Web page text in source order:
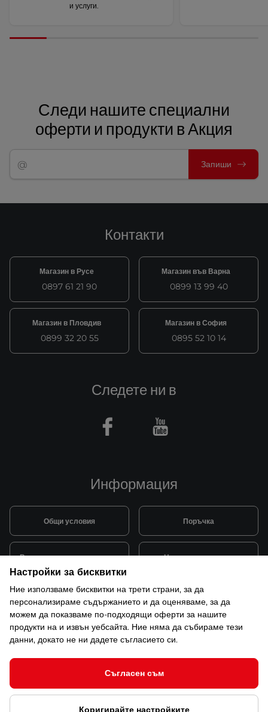
и услуги.
Следи нашите специални
оферти и продукти в Акция
Запиши
Контакти
Магазин в Русе
0897 61 21 90
Магазин във Варна
0899 13 99 40
Магазин в Пловдив
0899 32 20 55
Магазин в София
0895 52 10 14
Информация
Общи условия Поръчка
Видове и цена за транспорт Начини на плащане
Система за лоялни клиенти Монтаж и поддръжка
Рекламации и гаранция
Следете ни в
Facebook Youtube
Настройки за бисквитки
Ние използваме бисквитки на трети страни, за да
персонализираме съдържанието и да оценяваме, за да
можем да показваме по-подходящи оферти за нашите
продукти на и извън уебсайта. Ние няма да събираме тези
данни, докато не ни дадете съгласието си.
Съгласен съм
Коригирайте настройките